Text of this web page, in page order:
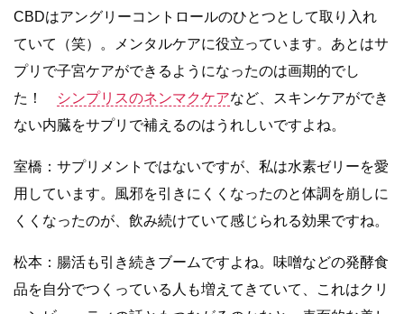
CBDはアングリーコントロールのひとつとして取り入れ
ていて（笑）。メンタルケアに役立っています。あとはサ
プリで子宮ケアができるようになったのは画期的でし
た！
シンプリスのネンマクケアなど、スキンケアができ
ない内臓をサプリで補えるのはうれしいですよね。
室橋：サプリメントではないですが、私は水素ゼリーを愛
用しています。風邪を引きにくくなったのと体調を崩しに
くくなったのが、飲み続けていて感じられる効果ですね。
松本：腸活も引き続きブームですよね。味噌などの発酵食
品を自分でつくっている人も増えてきていて、これはクリ